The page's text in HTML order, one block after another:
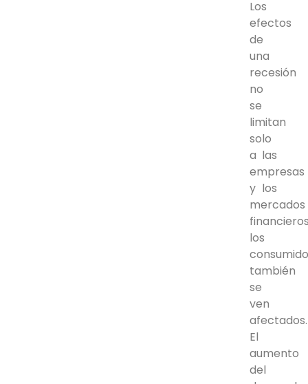
Los
efectos
de
una
recesión
no
se
limitan
solo
a las
empresas
y los
mercados
los
también
se
ven
afectados.
El
aumento
del